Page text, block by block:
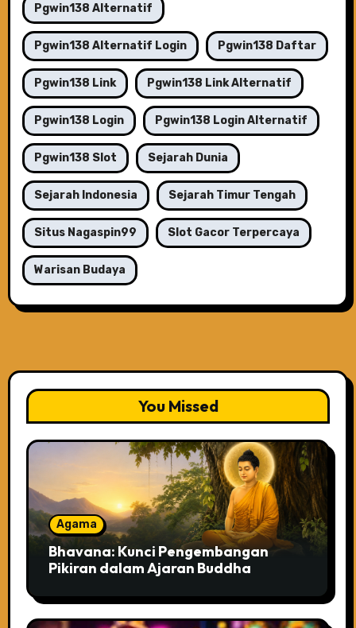
Pgwin138 Alternatif
Pgwin138 Alternatif Login Pgwin138 Daftar
Pgwin138 Link Pgwin138 Link Alternatif
Pgwin138 Login Pgwin138 Login Alternatif
Pgwin138 Slot Sejarah Dunia
Sejarah Indonesia Sejarah Timur Tengah
Situs Nagaspin99 Slot Gacor Terpercaya
Warisan Budaya
You Missed
Agama
Bhavana: Kunci Pengembangan
Pikiran dalam Ajaran Buddha